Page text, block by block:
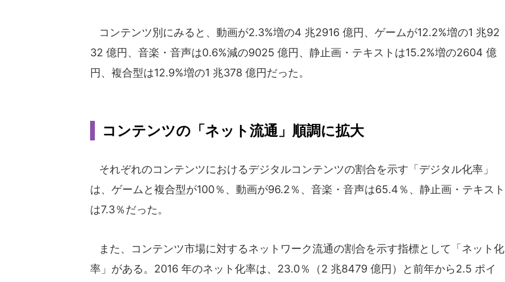
コンテンツ別にみると、動画が2.3%増の4 兆2916 億円、ゲームが12.2%増の1 兆92
32 億円、音楽・音声は0.6%減の9025 億円、静止画・テキストは15.2%増の2604 億
円、複合型は12.9%増の1 兆378 億円だった。
コンテンツの「ネット流通」順調に拡大
それぞれのコンテンツにおけるデジタルコンテンツの割合を示す「デジタル化率」
は、ゲームと複合型が100％、動画が96.2％、音楽・音声は65.4％、静止画・テキスト
は7.3％だった。
また、コンテンツ市場に対するネットワーク流通の割合を示す指標として「ネット化
率」がある。2016 年のネット化率は、23.0％（2 兆8479 億円）と前年から2.5 ポイ